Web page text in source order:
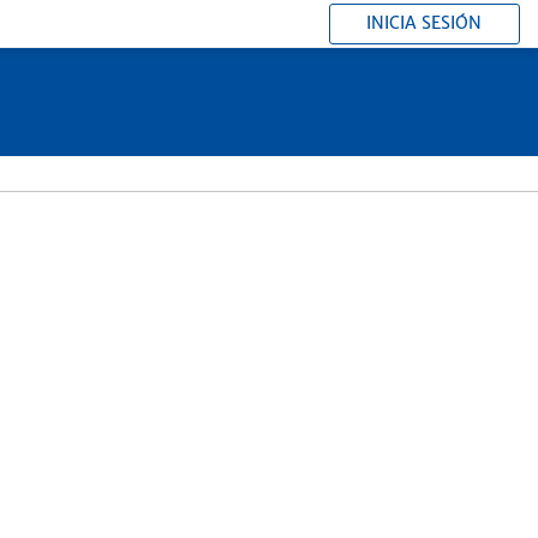
INICIA SESIÓN